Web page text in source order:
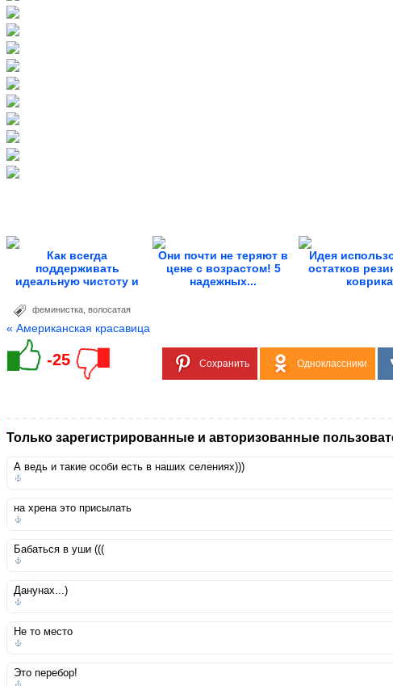
Как всегда
поддерживать
идеальную чистоту и
Они почти не теряют в
цене с возрастом! 5
надежных...
Идея
остатков
коврика
феминистка волосатая
« Американская красавица
-25 Сохранить Одноклассники
Только зарегистрированные и авторизованные
А ведь и такие особи есть в наших селениях)))
на хрена это присылать
Бабаться в уши (((
Данунах...)
Не то место
Это перебор!